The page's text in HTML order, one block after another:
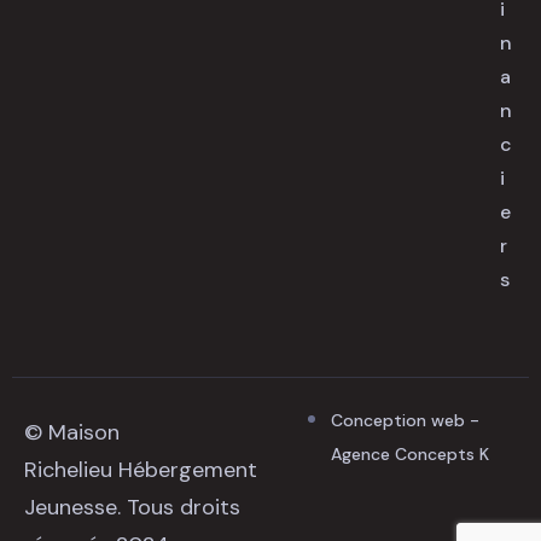
i
n
a
n
c
i
e
r
s
© Maison
Richelieu Hébergement
Jeunesse. Tous droits
Conception web -
Agence Concepts K